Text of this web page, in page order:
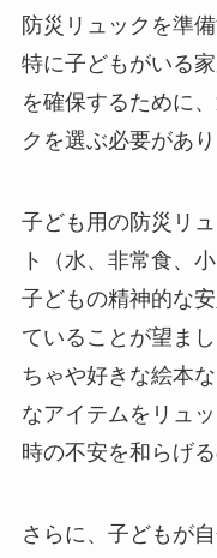
防災リュックを準
特に子どもがいる
を確保するために
クを選ぶ必要があり
子ども用の防災リ
ト（水、非常食、
子どもの精神的な
ていることが望ま
ちゃや好きな絵本
なアイテムをリュ
時の不安を和らげ
さらに、子どもが